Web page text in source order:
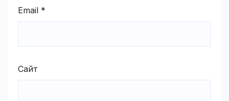
Email *
Сайт